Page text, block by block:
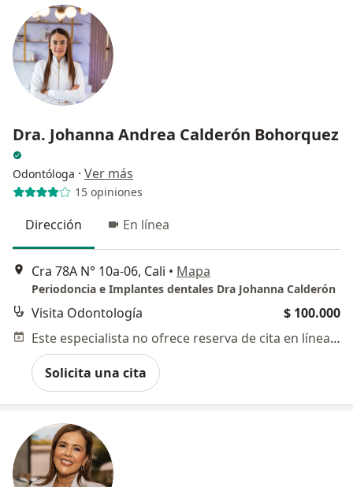
Dra. Johanna Andrea Calderón Bohorquez
Odontóloga · Ver más
15 opiniones
Dirección En línea
Cra 78A N° 10a-06, Cali • Mapa
Periodoncia e Implantes dentales Dra Johanna Calderón
Visita Odontología
$ 100.000
Este especialista no ofrece reserva de cita en línea en esta dirección.
Solicita una cita